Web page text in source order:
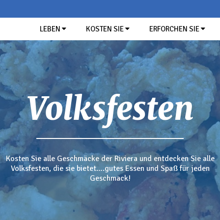
LEBEN KOSTEN SIE
GESCHMACK DER RIVIERA
Restaurants
Typische Ligurische Produkte
ERFORCHEN SIE
DIE
SUCHE
Volksfesten
Kosten Sie alle Geschmäcke der Riviera und entdecken Sie alle
Volksfesten, die sie bietet….gutes Essen und Spaß für jeden
Geschmack!